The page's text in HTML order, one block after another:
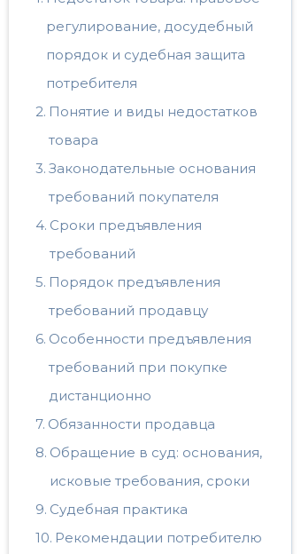
регулирование, досудебный
порядок и судебная защита
потребителя
Понятие и виды недостатков
товара
Законодательные основания
требований покупателя
Сроки предъявления
требований
Порядок предъявления
требований продавцу
Особенности предъявления
требований при покупке
дистанционно
Обязанности продавца
Обращение в суд: основания,
исковые требования, сроки
Судебная практика
Рекомендации потребителю